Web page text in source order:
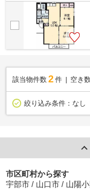
ビモニターホン★温水洗浄便
該当物件数 2件 空き数
絞り込み条件： なし
市区町村から探す
宇部市 / 山口市 / 山陽